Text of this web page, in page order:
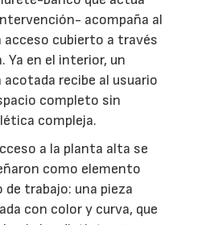
acompaña al
cubierto a través
Ya en el interior, un
recibe al usuario
completo sin
compleja.
a la planta alta se
como elemento
trabajo: una pieza
con color y curva, que